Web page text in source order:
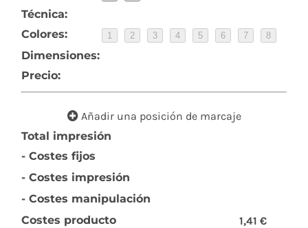
Técnica:
Colores:
1 2 3 4 5 6 7 8
Dimensiones:
Precio:
Añadir una posición de marcaje
Total impresión
- Costes fijos
- Costes impresión
- Costes manipulación
Costes producto
1,41 €